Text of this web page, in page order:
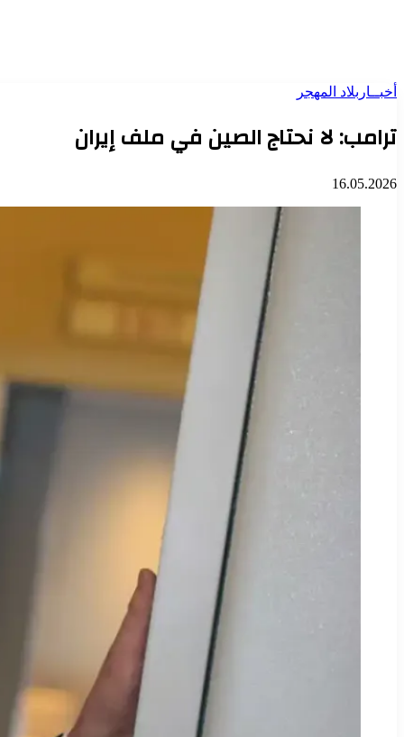
أخبــار بلاد المهجر
ترامب: لا نحتاج الصين في ملف إيران
16.05.2026